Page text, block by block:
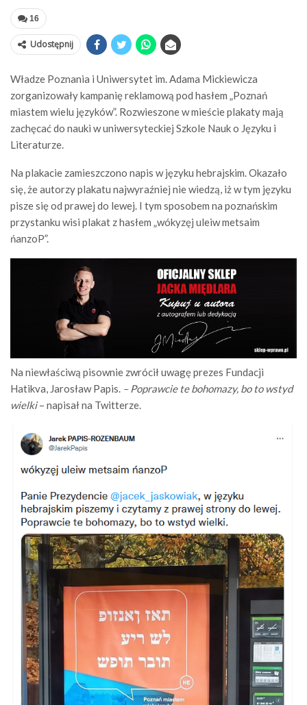
16
Udostępnij
Władze Poznania i Uniwersytet im. Adama Mickiewicza
zorganizowały kampanię reklamową pod hasłem „Poznań
miastem wielu języków”. Rozwieszone w mieście plakaty mają
zachęcać do nauki w uniwersyteckiej Szkole Nauk o Języku i
Literaturze.
Na plakacie zamieszczono napis w języku hebrajskim. Okazało
się, że autorzy plakatu najwyraźniej nie wiedzą, iż w tym języku
pisze się od prawej do lewej. I tym sposobem na poznańskim
przystanku wisi plakat z hasłem „wókyzęj uleiw metsaim
ńanzoP”.
Na niewłaściwą pisownie zwrócił uwagę prezes Fundacji
Hatikva, Jarosław Papis. – Poprawcie te bohomazy, bo to wstyd
wielki– napisał na Twitterze.